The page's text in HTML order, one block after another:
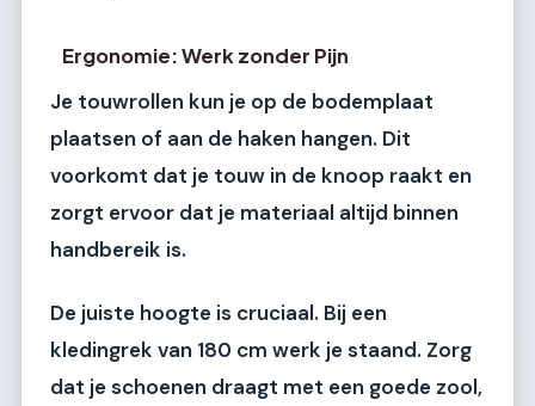
Ergonomie: Werk zonder Pijn
Je touwrollen kun je op de bodemplaat
plaatsen of aan de haken hangen. Dit
voorkomt dat je touw in de knoop raakt en
zorgt ervoor dat je materiaal altijd binnen
handbereik is.
De juiste hoogte is cruciaal. Bij een
kledingrek van 180 cm werk je staand. Zorg
dat je schoenen draagt met een goede zool,